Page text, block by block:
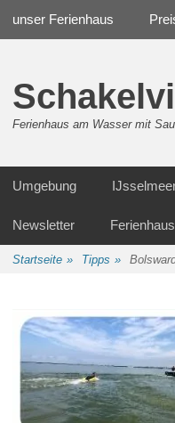
unser Ferienhaus
Ferienhaus am Wasser mit
Inhalt
Umgebung
Newsletter
Startseite » Tipps »